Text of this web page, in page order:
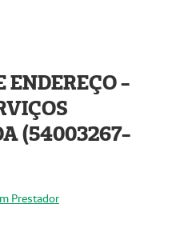
ENDEREÇO -
(54003267-
Prestador